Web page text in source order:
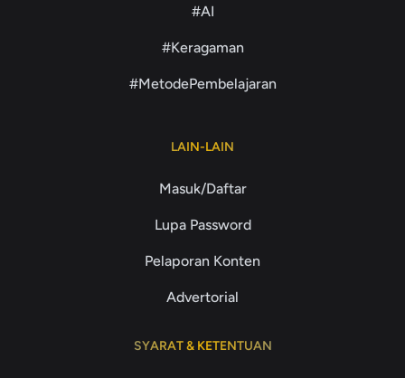
#AI
#Keragaman
#MetodePembelajaran
LAIN-LAIN
Masuk/Daftar
Lupa Password
Pelaporan Konten
Advertorial
SYARAT & KETENTUAN